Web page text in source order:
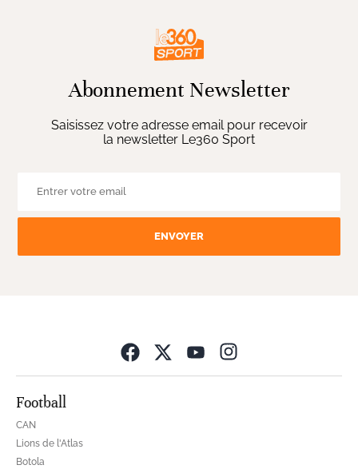
Abonnement Newsletter
Saisissez votre adresse email pour recevoir
la newsletter Le360 Sport
ENVOYER
Football
CAN
Lions de l'Atlas
Botola